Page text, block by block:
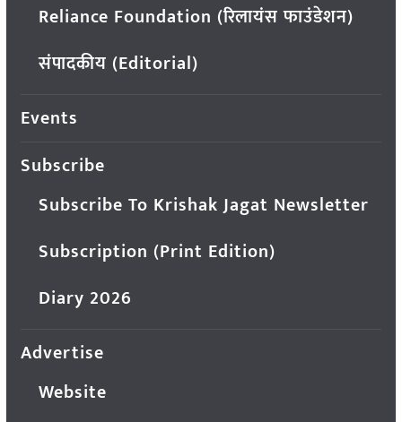
Reliance Foundation (रिलायंस फाउंडेशन)
संपादकीय (Editorial)
Events
Subscribe
Subscribe To Krishak Jagat Newsletter
Subscription (Print Edition)
Diary 2026
Advertise
Website